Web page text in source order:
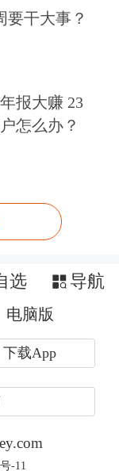
合作，加
色低碳技
制，围绕
造示范应
技术解决
明确，支持
业机构，
放核算管
对零碳园
实行“一个
素保障，
要干大事？
报大赚 23
怎么办？
选 导航
电脑版
下载App
-11